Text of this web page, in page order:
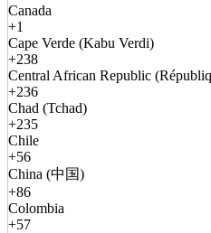
Canada
+1
Cape Verde (Kabu Verdi)
+238
Central African Republic
+236
Chad (Tchad)
+235
Chile
+56
China (中国)
+86
Colombia
+57